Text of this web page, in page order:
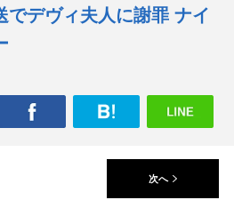
M
でデヴィ夫人に謝罪 ナイ
次へ